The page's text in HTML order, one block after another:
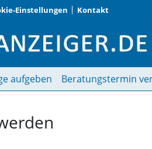
Einstellungen Kontakt
|
aufgeben Beratungstermin